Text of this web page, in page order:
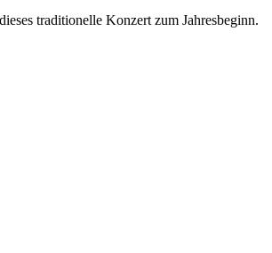
traditionelle Konzert zum Jahresbeginn.